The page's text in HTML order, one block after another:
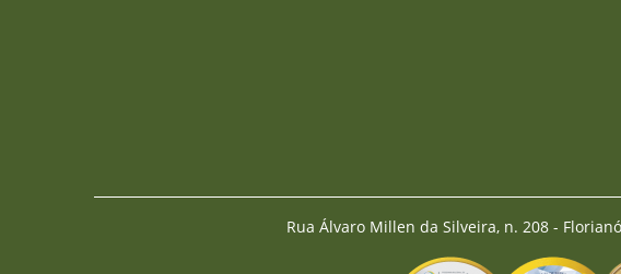
Rua Álvaro Millen da Silveira, n. 208 -